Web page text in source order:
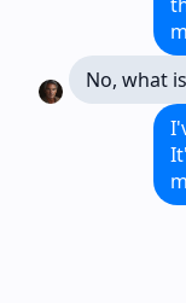
No, what